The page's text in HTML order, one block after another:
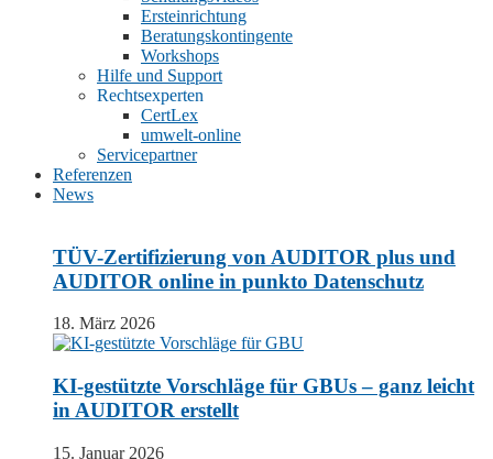
Ersteinrichtung
Beratungskontingente
Workshops
Hilfe und Support
Rechtsexperten
CertLex
umwelt-online
Servicepartner
Referenzen
News
TÜV-Zertifizierung von AUDITOR plus und
AUDITOR online in punkto Datenschutz
18. März 2026
KI-gestützte Vorschläge für GBUs – ganz leicht
in AUDITOR erstellt
15. Januar 2026